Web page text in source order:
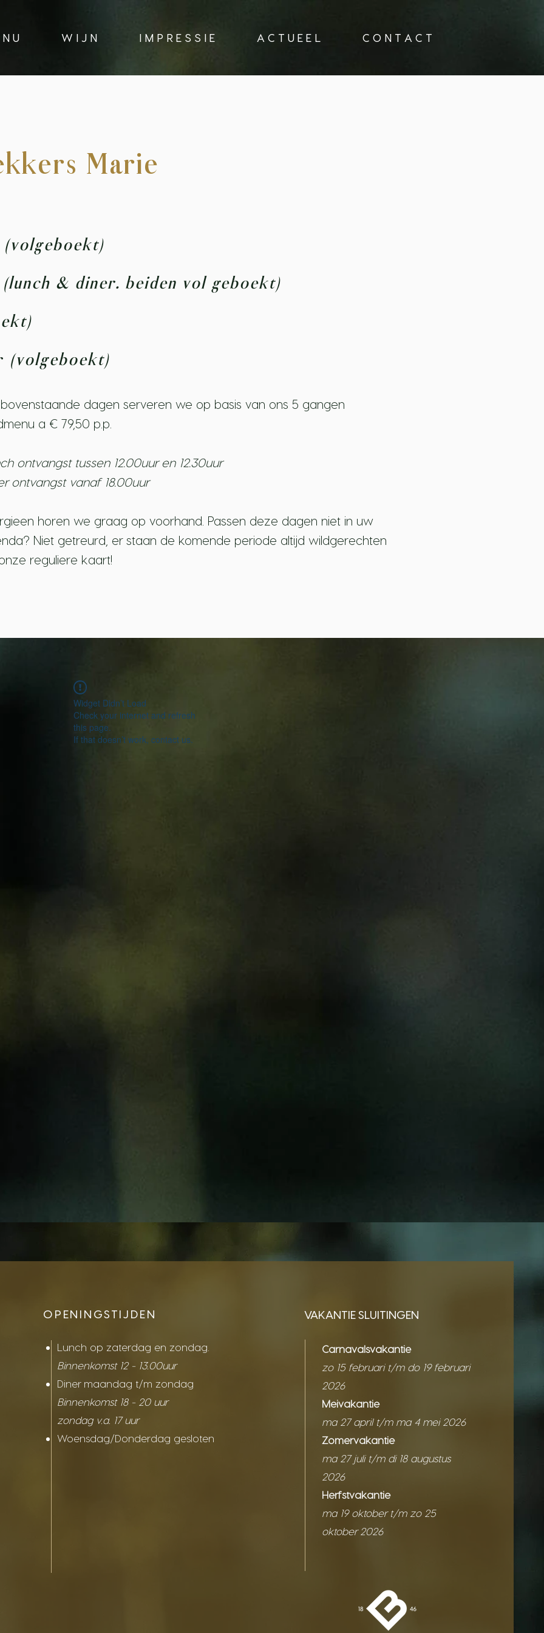
N U W I J N I M P R E S S I E A C T U E E L C O N T A C T
Marie
(volgeboekt)
(lunch & diner. beiden vol geboekt)
(volgeboekt)
dagen serveren we op basis van ons 5 gangen
a € 79,50 p.p.
ontvangst tussen 12.00uur en 12.30uur
ontvangst vanaf 18.00uur
horen we graag op voorhand. Passen deze dagen niet in uw
Niet getreurd, er staan de komende periode altijd wildgerechten
reguliere kaart!
Widget Didn’t Load
Check your internet and refresh
this page.
If that doesn’t work, contact us.
OPENINGSTIJDEN
Lunch op zaterdag en zondag.
Binnenkomst 12 - 13.00uur
Diner maandag t/m zondag
Binnenkomst 18 - 20 uur
zondag v.a. 17 uur
Woensdag/Donderdag gesloten
VAKANTIE SLUITINGEN
Carnavalsvakantie
zo 15 februari t/m do 19 februari
2026
Meivakantie
ma 27 april t/m ma 4 mei 2026
Zomervakantie
ma 27 juli t/m di 18 augustus
2026
Herfstvakantie
ma 19 oktober t/m zo 25
oktober 2026